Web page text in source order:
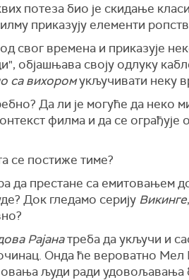
потеза био је скидање
приказују елементи
свог времена и приказује
објашњава своју одлуку
са вихоромукључивати неку
Да ли је могуће да неко
филма и да се
се постиже тиме?
да престане са емитовањем
Док гледамо серију Викинге
Рајанатреба да укључи и
Онда ће вероватно Мел
људи ради удовољавања